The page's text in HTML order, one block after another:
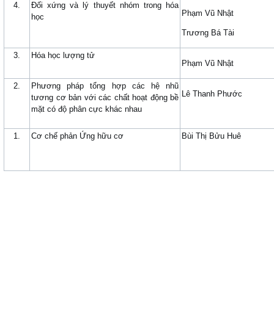
4.
Đối xứng và lý thuyết nhóm trong hóa
học
Phạm Vũ Nhật
Trương Bá Tài
3.
Hóa học lượng tử
Phạm Vũ Nhật
2.
Phương pháp tổng hợp các hệ nhũ
tương cơ bản với các chất hoạt động bề
mặt có độ phân cực khác nhau
Lê Thanh Phước
1. Cơ chế phản Ứng hữu cơ Bùi Thị Bửu Huê